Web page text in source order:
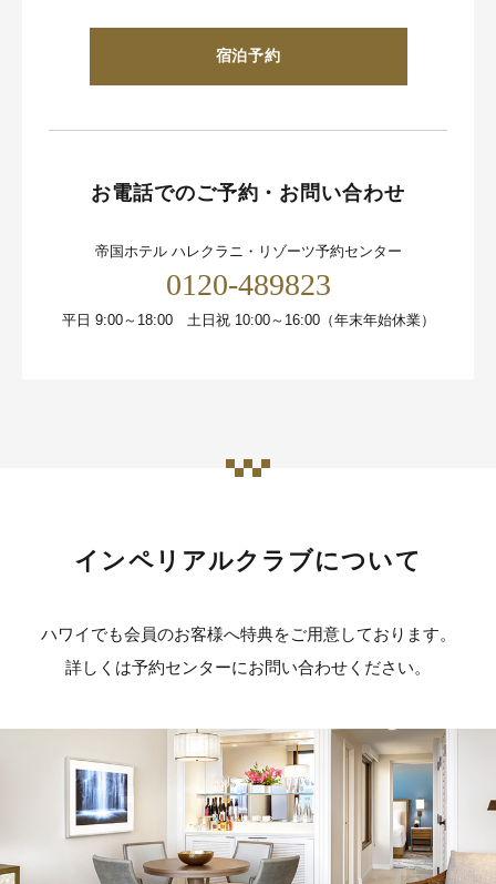
宿泊予約
お電話でのご予約・お問い合わせ
帝国ホテル ハレクラニ・リゾーツ予約センター
0120-489823
平日 9:00～18:00 土日祝 10:00～16:00（年末年始休業）
インペリアルクラブについて
ハワイでも会員のお客様へ特典をご用意しております。
詳しくは予約センターにお問い合わせください。